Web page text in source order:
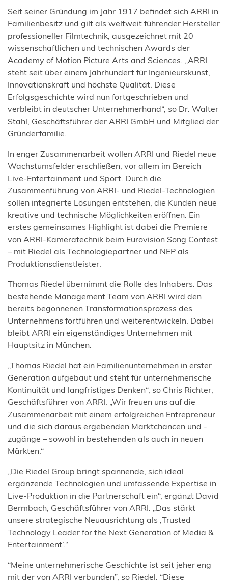
Seit seiner Gründung im Jahr 1917 befindet sich ARRI in
Familienbesitz und gilt als weltweit führender Hersteller
professioneller Filmtechnik, ausgezeichnet mit 20
wissenschaftlichen und technischen Awards der
Academy of Motion Picture Arts and Sciences. „ARRI
steht seit über einem Jahrhundert für Ingenieurskunst,
Innovationskraft und höchste Qualität. Diese
Erfolgsgeschichte wird nun fortgeschrieben und
verbleibt in deutscher Unternehmerhand“, so Dr. Walter
Stahl, Geschäftsführer der ARRI GmbH und Mitglied der
Gründerfamilie.
In enger Zusammenarbeit wollen ARRI und Riedel neue
Wachstumsfelder erschließen, vor allem im Bereich
Live-Entertainment und Sport. Durch die
Zusammenführung von ARRI- und Riedel-Technologien
sollen integrierte Lösungen entstehen, die Kunden neue
kreative und technische Möglichkeiten eröffnen. Ein
erstes gemeinsames Highlight ist dabei die Premiere
von ARRI-Kameratechnik beim Eurovision Song Contest
– mit Riedel als Technologiepartner und NEP als
Produktionsdienstleister.
Thomas Riedel übernimmt die Rolle des Inhabers. Das
bestehende Management Team von ARRI wird den
bereits begonnenen Transformationsprozess des
Unternehmens fortführen und weiterentwickeln. Dabei
bleibt ARRI ein eigenständiges Unternehmen mit
Hauptsitz in München.
„Thomas Riedel hat ein Familienunternehmen in erster
Generation aufgebaut und steht für unternehmerische
Kontinuität und langfristiges Denken“, so Chris Richter,
Geschäftsführer von ARRI. „Wir freuen uns auf die
Zusammenarbeit mit einem erfolgreichen Entrepreneur
und die sich daraus ergebenden Marktchancen und -
zugänge – sowohl in bestehenden als auch in neuen
Märkten.“
„Die Riedel Group bringt spannende, sich ideal
ergänzende Technologien und umfassende Expertise in
Live-Produktion in die Partnerschaft ein“, ergänzt David
Bermbach, Geschäftsführer von ARRI. „Das stärkt
unsere strategische Neuausrichtung als ‚Trusted
Technology Leader for the Next Generation of Media &
Entertainment’.“
“Meine unternehmerische Geschichte ist seit jeher eng
mit der von ARRI verbunden”, so Riedel. “Diese